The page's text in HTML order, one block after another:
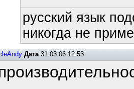
русский язык
никогда не
Дата31.03.06 12:53